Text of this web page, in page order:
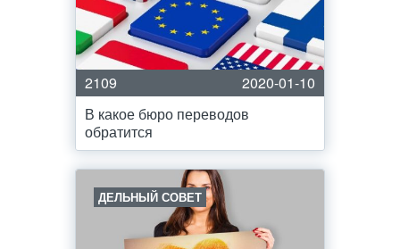
2109
2020-01-10
В какое бюро переводов
обратится
ДЕЛЬНЫЙ СОВЕТ